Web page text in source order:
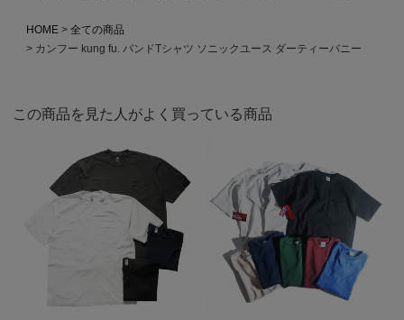
HOME
全ての商品
カンフー kung fu. バンドTシャツ ソニックユース ダーティーバニー
この商品を見た人がよく買っている商品